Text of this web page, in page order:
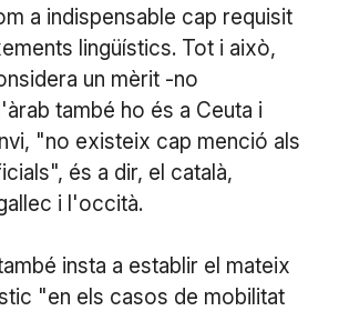
a indispensable cap requisit
lingüístics. Tot i això,
un mèrit -no
també ho és a Ceuta i
"no existeix cap menció als
és a dir, el català,
i l'occità.
insta a establir el mateix
"en els casos de mobilitat